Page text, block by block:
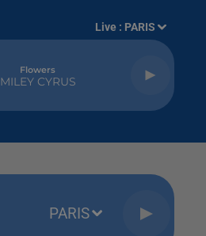
Live : PARIS
Flowers
MILEY CYRUS
PARIS